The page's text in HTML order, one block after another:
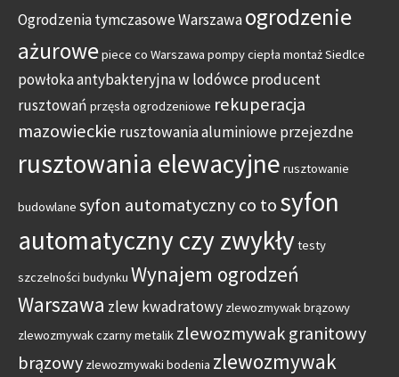
Ogrodzenia tymczasowe Warszawaogrodzenie
ażurowepiece co Warszawa pompy ciepła montaż Siedlce
powłoka antybakteryjna w lodówceproducent
rusztowań przęsła ogrodzeniowe rekuperacja
mazowieckie rusztowania aluminiowe przejezdne
rusztowania elewacyjne rusztowanie
budowlane syfon automatyczny co tosyfon
automatyczny czy zwykłytesty
szczelności budynku Wynajem ogrodzeń
Warszawa zlew kwadratowy zlewozmywak brązowy
zlewozmywak czarny metalik zlewozmywak granitowy
brązowy zlewozmywaki bodenia zlewozmywak